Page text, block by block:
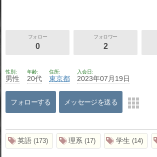
フォロー
0
フォロワー
2
性別
男性
年齢
20代
住所
東京都
入会日
2023年07月19日
フォローする メッセージを送る
英語 173 理系 17 学生 14